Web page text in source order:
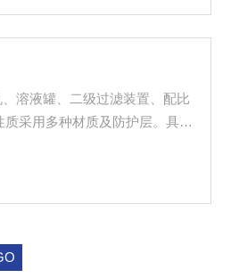
溶液罐、二级过滤装置、配比
采用多种材质及防护层。具有